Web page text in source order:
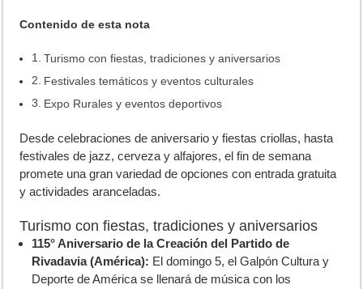
Contenido de esta nota
Turismo con fiestas, tradiciones y aniversarios
Festivales temáticos y eventos culturales
Expo Rurales y eventos deportivos
Desde celebraciones de aniversario y fiestas criollas, hasta
festivales de jazz, cerveza y alfajores, el fin de semana
promete una gran variedad de opciones con entrada gratuita
y actividades aranceladas.
Turismo con fiestas, tradiciones y aniversarios
115° Aniversario de la Creación del Partido de
Rivadavia (América): El domingo 5, el Galpón Cultura y
Deporte de América se llenará de música con los